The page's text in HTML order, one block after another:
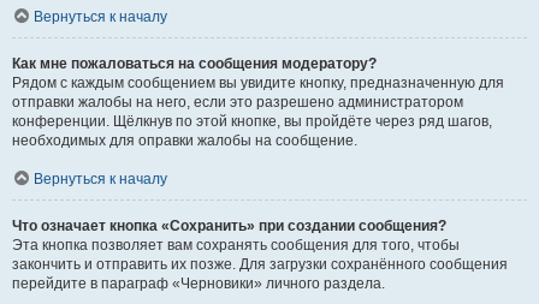
Вернуться к началу
Как мне пожаловаться на сообщения модератору?
Рядом с каждым сообщением вы увидите кнопку, предназначенную для
отправки жалобы на него, если это разрешено администратором
конференции. Щёлкнув по этой кнопке, вы пройдёте через ряд шагов,
необходимых для оправки жалобы на сообщение.
Вернуться к началу
Что означает кнопка «Сохранить» при создании сообщения?
Эта кнопка позволяет вам сохранять сообщения для того, чтобы
закончить и отправить их позже. Для загрузки сохранённого сообщения
перейдите в параграф «Черновики» личного раздела.